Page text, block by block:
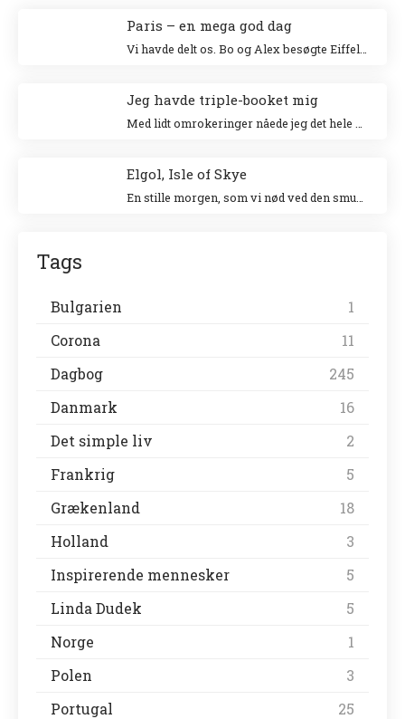
Paris – en mega god dag
Jeg havde triple-booket mig
Elgol, Isle of Skye
Tags
Bulgarien
1
Corona
11
Dagbog
245
Danmark
16
Det simple liv
2
Frankrig
5
Grækenland
18
Holland
3
Inspirerende mennesker
5
Linda Dudek
5
Norge
1
Polen
3
Portugal
25